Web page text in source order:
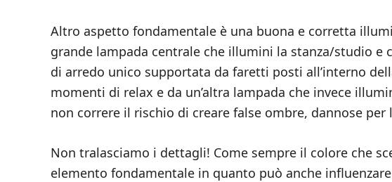
Altro aspetto fondamentale è una buona e corretta
grande lampada centrale che illumini la stanza/studio e
di arredo unico supportata da faretti posti all’interno
momenti di relax e da un’altra lampada che invece
non correre il rischio di creare false ombre, dannose per
Non tralasciamo i dettagli! Come sempre il colore che
elemento fondamentale in quanto può anche